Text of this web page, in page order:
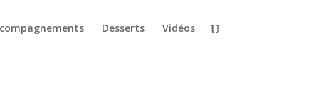
Desserts Vidéos